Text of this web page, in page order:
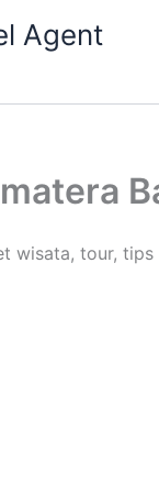
Agent
wisata, tour,